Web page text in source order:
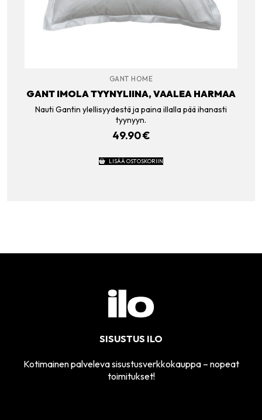
GANT HOME
GANT IMOLA TYYNYLIINA, VAALEA HARMAA
Nauti Gantin ylellisyydestä ja paina illalla pää ihanasti
tyynyyn.
49.90€
LISÄÄ OSTOSKORIIN
SISUSTUS ILO
Kotimainen palveleva sisustusverkkokauppa – nopeat
toimitukset!